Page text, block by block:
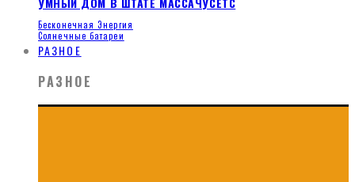
Бесконечная Энергия
Солнечные батареи
РАЗНОЕ
РАЗНОЕ